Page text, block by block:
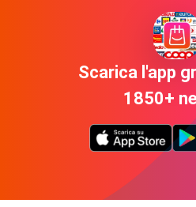
Scarica l'app
1850+